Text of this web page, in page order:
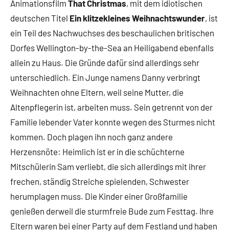
Animationsfilm That Christmas, mit dem idiotischen
deutschen Titel Ein klitzekleines Weihnachtswunder, ist
ein Teil des Nachwuchses des beschaulichen britischen
Dorfes Wellington-by-the-Sea an Heiligabend ebenfalls
allein zu Haus. Die Gründe dafür sind allerdings sehr
unterschiedlich. Ein Junge namens Danny verbringt
Weihnachten ohne Eltern, weil seine Mutter, die
Altenpflegerin ist, arbeiten muss. Sein getrennt von der
Familie lebender Vater konnte wegen des Sturmes nicht
kommen. Doch plagen ihn noch ganz andere
Herzensnöte: Heimlich ist er in die schüchterne
Mitschülerin Sam verliebt, die sich allerdings mit ihrer
frechen, ständig Streiche spielenden, Schwester
herumplagen muss. Die Kinder einer Großfamilie
genießen derweil die sturmfreie Bude zum Festtag. Ihre
Eltern waren bei einer Party auf dem Festland und haben